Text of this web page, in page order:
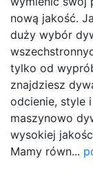
nową jakość.
duży wybór
tylko od
znajdziesz
odcienie, style
maszynowo
wysokiej
Mamy równ...